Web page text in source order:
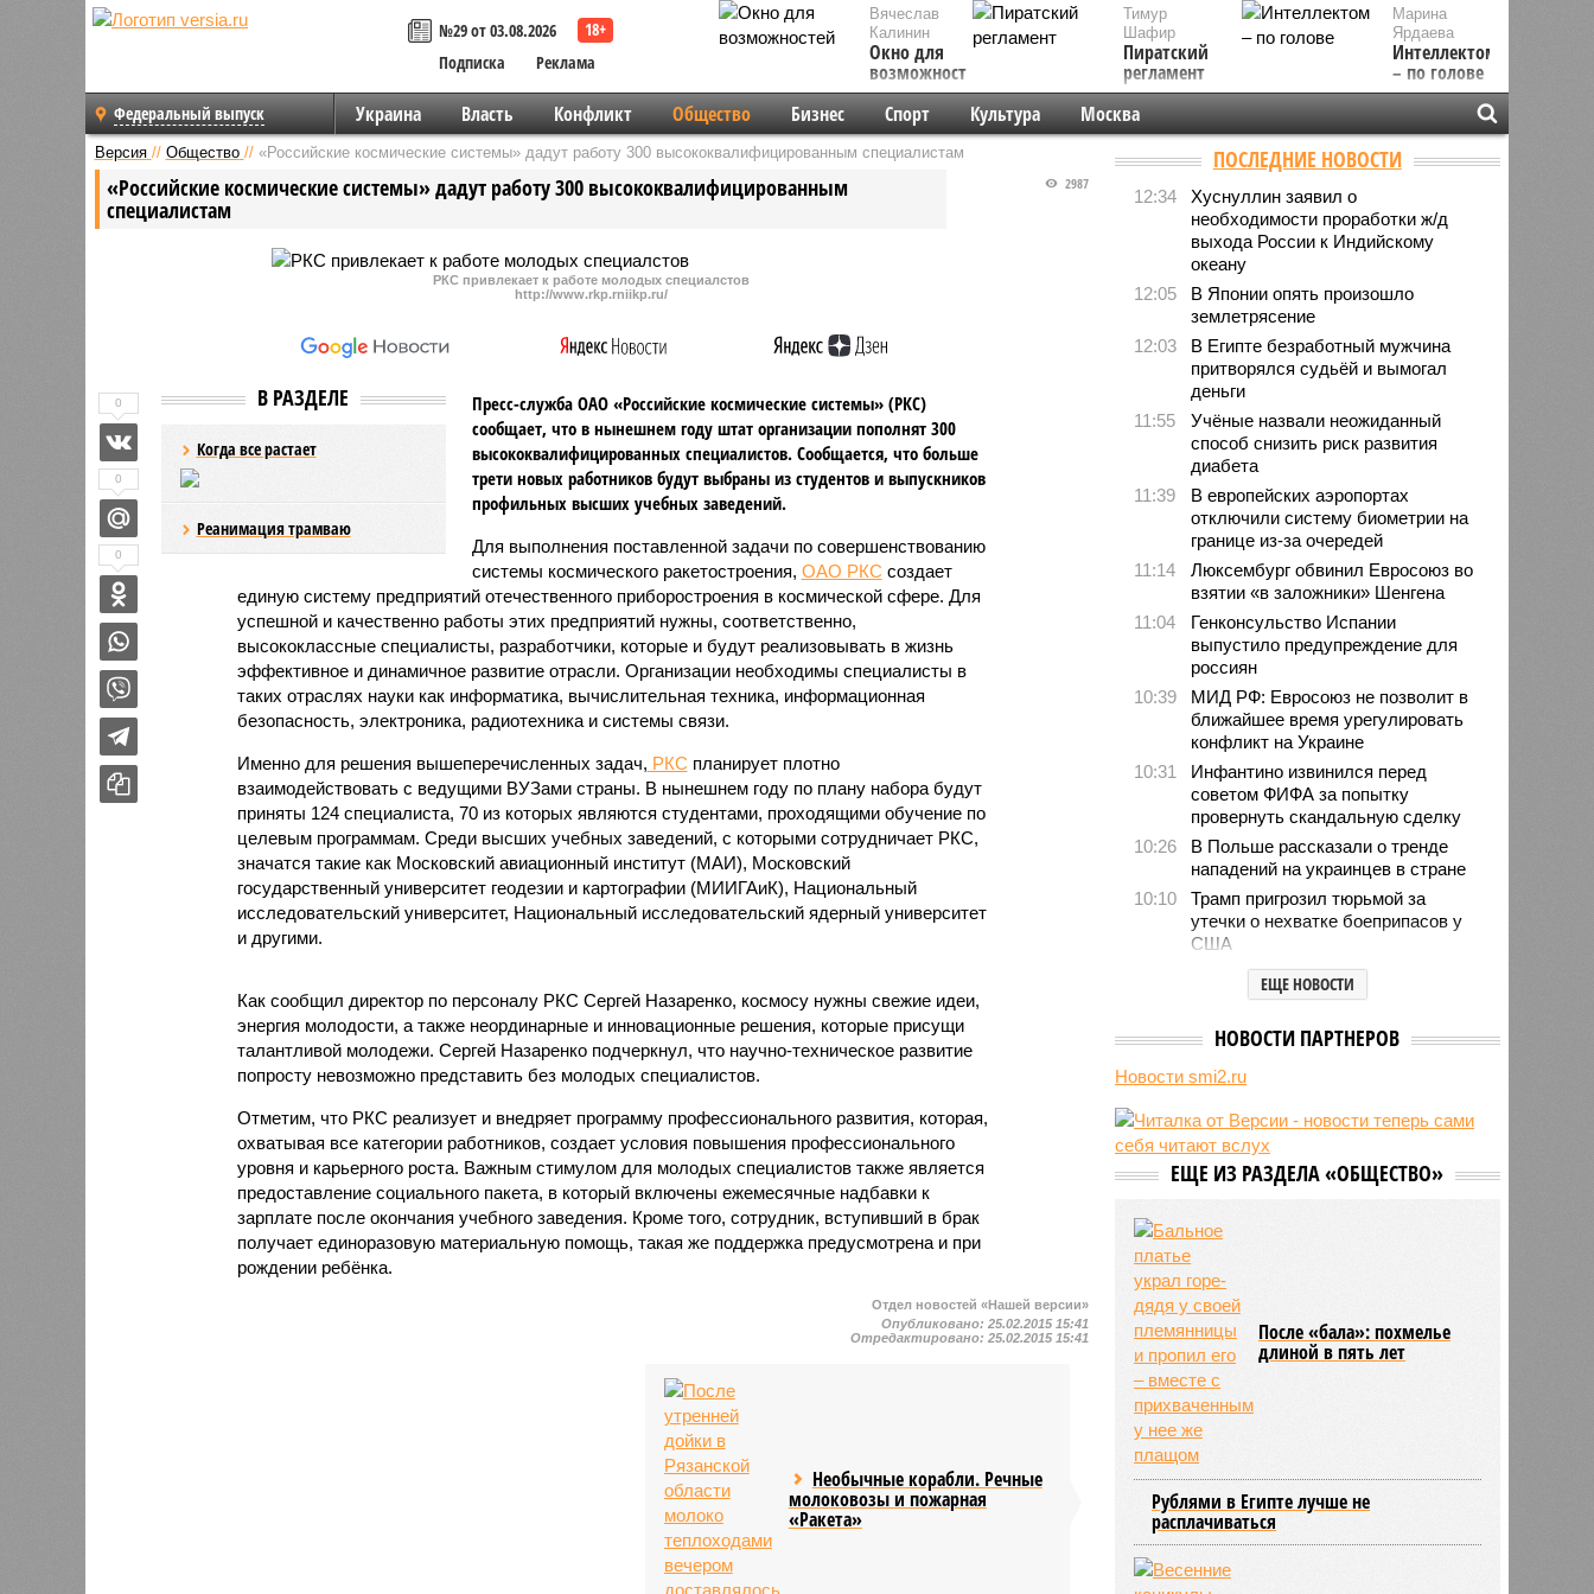
№29 от 03.08.2026
Подписка
Реклама
Вячеслав
Калинин
Окно для
возможностей
Марина
Ярдаева
Интеллектом
– по голове
Тимур
Шафир
Пиратский
регламент
Федеральный выпуск Украина Власть Конфликт Общество Бизнес Спорт Культура Москва
Версия // Общество // «Российские космические системы» дадут работу 300 высококвалифицированным специалистам
«Российские космические системы» дадут работу 300 высококвалифицированным
специалистам
2987
РКС привлекает к работе молодых специалстов
http://www.rkp.rniikp.ru/
В РАЗДЕЛЕ
Когда все растает
Реанимация трамваю
Пресс-служба ОАО «Российские космические системы» (РКС)
сообщает, что в нынешнем году штат организации пополнят 300
высококвалифицированных специалистов. Сообщается, что больше
трети новых работников будут выбраны из студентов и выпускников
профильных высших учебных заведений.
Для выполнения поставленной задачи по совершенствованию
системы космического ракетостроения, ОАО РКС создает
единую систему предприятий отечественного приборостроения в космической сфере. Для
успешной и качественно работы этих предприятий нужны, соответственно,
высококлассные специалисты, разработчики, которые и будут реализовывать в жизнь
эффективное и динамичное развитие отрасли. Организации необходимы специалисты в
таких отраслях науки как информатика, вычислительная техника, информационная
безопасность, электроника, радиотехника и системы связи.
Именно для решения вышеперечисленных задач, РКС планирует плотно
взаимодействовать с ведущими ВУЗами страны. В нынешнем году по плану набора будут
приняты 124 специалиста, 70 из которых являются студентами, проходящими обучение по
целевым программам. Среди высших учебных заведений, с которыми сотрудничает РКС,
значатся такие как Московский авиационный институт (МАИ), Московский
государственный университет геодезии и картографии (МИИГАиК), Национальный
исследовательский университет, Национальный исследовательский ядерный университет
и другими.
Как сообщил директор по персоналу РКС Сергей Назаренко, космосу нужны свежие идеи,
энергия молодости, а также неординарные и инновационные решения, которые присущи
талантливой молодежи. Сергей Назаренко подчеркнул, что научно-техническое развитие
попросту невозможно представить без молодых специалистов.
Отметим, что РКС реализует и внедряет программу профессионального развития, которая,
охватывая все категории работников, создает условия повышения профессионального
уровня и карьерного роста. Важным стимулом для молодых специалистов также является
предоставление социального пакета, в который включены ежемесячные надбавки к
зарплате после окончания учебного заведения. Кроме того, сотрудник, вступивший в брак
получает единоразовую материальную помощь, такая же поддержка предусмотрена и при
рождении ребёнка.
0
0
0
Отдел новостей «Нашей версии»
Опубликовано:25.02.2015 15:41
Отредактировано:25.02.2015 15:41
Необычные корабли. Речные
молоковозы и пожарная
«Ракета»
ПОСЛЕДНИЕ НОВОСТИ
12:34
Хуснуллин заявил о
необходимости проработки ж/д
выхода России к Индийскому
океану
12:05
В Японии опять произошло
землетрясение
12:03
В Египте безработный мужчина
притворялся судьёй и вымогал
деньги
11:55
Учёные назвали неожиданный
способ снизить риск развития
диабета
11:39
В европейских аэропортах
отключили систему биометрии на
границе из-за очередей
11:14
Люксембург обвинил Евросоюз во
взятии «в заложники» Шенгена
11:04
Генконсульство Испании
выпустило предупреждение для
россиян
10:39
МИД РФ: Евросоюз не позволит в
ближайшее время урегулировать
конфликт на Украине
10:31
Инфантино извинился перед
советом ФИФА за попытку
провернуть скандальную сделку
10:26
В Польше рассказали о тренде
нападений на украинцев в стране
10:10
Трамп пригрозил тюрьмой за
утечки о нехватке боеприпасов у
США
Жители Словакии захотели
вернуть гражданство России
рассмотреть возможность запуска
прямого авиасообщения с
09:56
США и Украина вновь начали
обмениваться разведданными
09:35
Крушение медицинского самолета
GPS
ЕЩЕ НОВОСТИ
НОВОСТИ ПАРТНЕРОВ
Новости smi2.ru
ЕЩЕ ИЗ РАЗДЕЛА «ОБЩЕСТВО»
После «бала»: похмелье
длиной в пять лет
Рублями в Египте лучше не
расплачиваться